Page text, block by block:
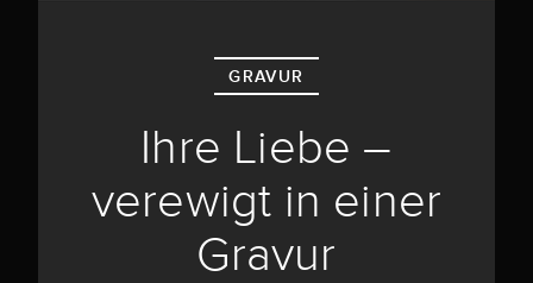
GRAVUR
Ihre Liebe –
verewigt in einer
Gravur